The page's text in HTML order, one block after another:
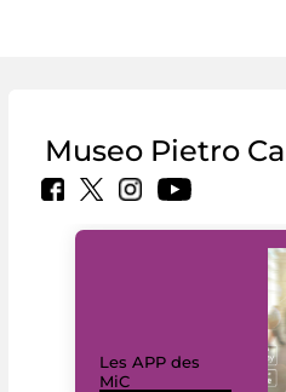
Museo Pietro
Les APP des
MiC